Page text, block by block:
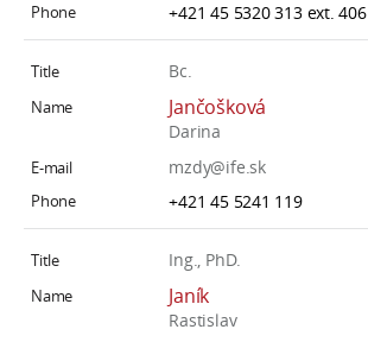
+421 45 5320 313 ext. 406
Bc.
Jančošková
Darina
mzdy@ife.sk
+421 45 5241 119
Ing., PhD.
Janík
Rastislav